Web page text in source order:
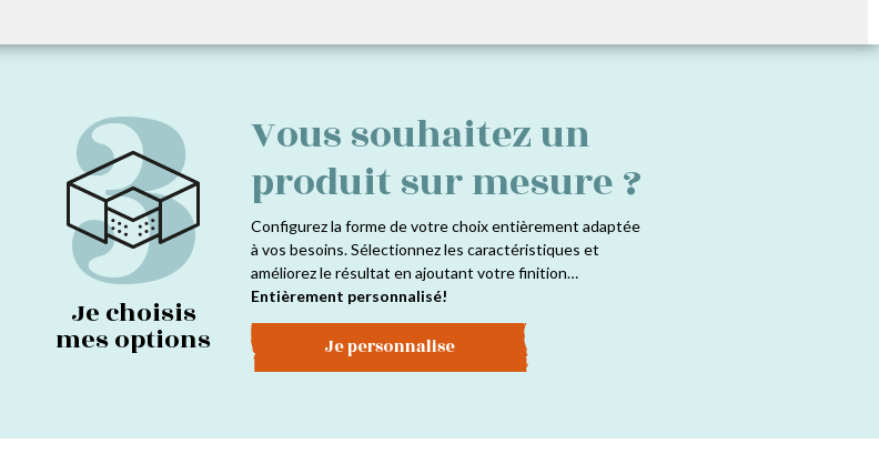
3
Je choisis
mes options
Vous souhaitez un
produit sur mesure ?
Configurez la forme de votre choix entièrement adaptée
à vos besoins. Sélectionnez les caractéristiques et
améliorez le résultat en ajoutant votre finition…
Entièrement personnalisé!
Je personnalise